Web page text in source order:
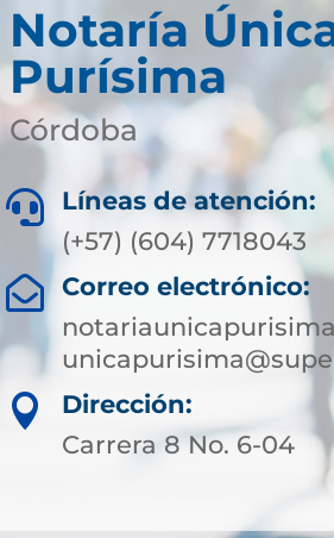
Notaría
Purísima
Córdoba

Líneas de atención:
(+57) (604) 7718043

Correo electrónico:

Dirección:
Carrera 8 No. 6-04